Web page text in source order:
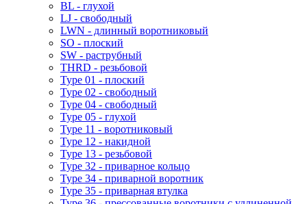
BL - глухой
LJ - свободный
LWN - длинный воротниковый
SO - плоский
SW - раструбный
THRD - резьбовой
Type 01 - плоский
Type 02 - свободный
Type 04 - свободный
Type 05 - глухой
Type 11 - воротниковый
Type 12 - накидной
Type 13 - резьбовой
Type 32 - приварное кольцо
Type 34 - приварной воротник
Type 35 - приварная втулка